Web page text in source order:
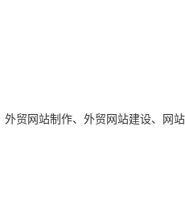
外贸网站制作、 外贸网站建设、
网站